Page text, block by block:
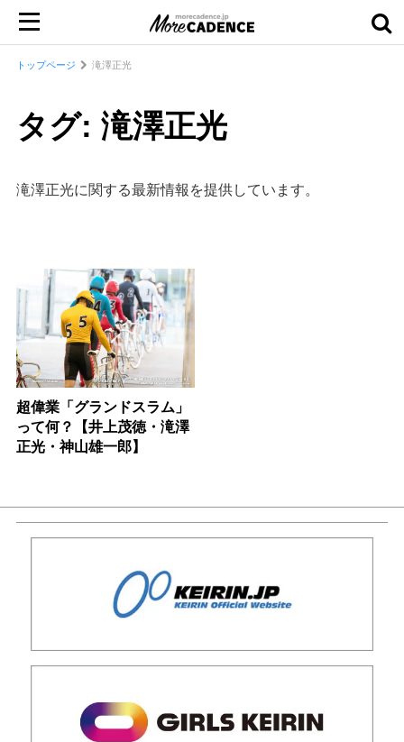
トップページ 滝澤正光
タグ: 滝澤正光
滝澤正光に関する最新情報を提供しています。
超偉業「グランドスラム」
って何？【井上茂徳・滝澤
正光・神山雄一郎】